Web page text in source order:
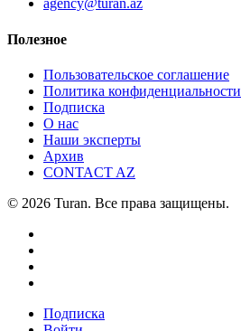
agency@turan.az
Полезное
Пользовательское соглашение
Политика конфиденциальности
Подписка
О нас
Наши эксперты
Архив
CONTACT AZ
© 2026 Turan. Все права защищены.
Подписка